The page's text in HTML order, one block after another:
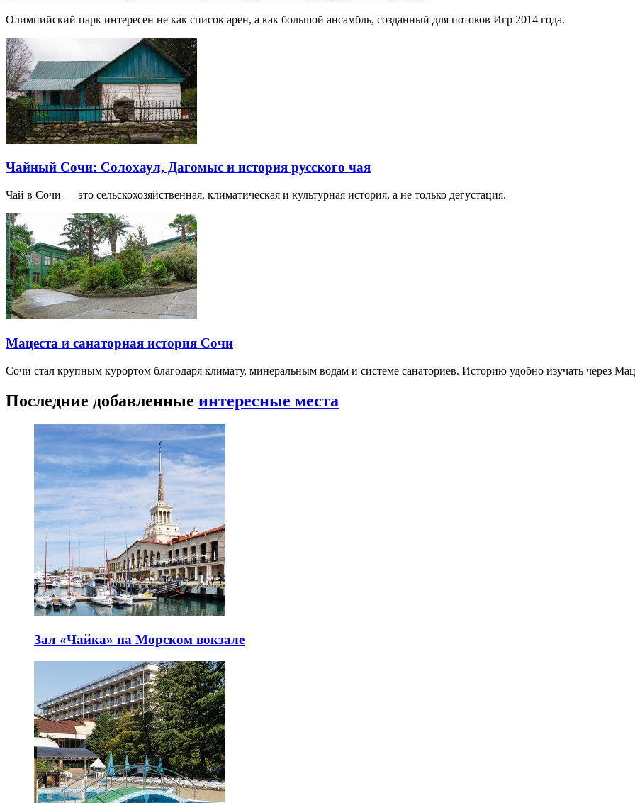
Олимпийский парк интересен не как список арен, а как большой ансамбль, созданный для потоков Игр 2014 года.
Чайный Сочи: Солохаул, Дагомыс и история русского чая
Чай в Сочи — это сельскохозяйственная, климатическая и культурная история, а не только дегустация.
Мацеста и санаторная история Сочи
Сочи стал крупным курортом благодаря климату, минеральным водам и системе санаториев. Историю удобно изучать через
Последние добавленные интересные места
Зал «Чайка» на Морском вокзале